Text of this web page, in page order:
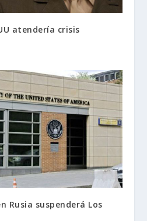
atendería crisis
Rusia suspenderá Los